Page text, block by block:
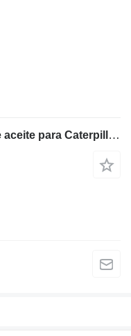
Caterpillar 253-5369 enfriador de aceite para Caterpillar D6T bulldozer